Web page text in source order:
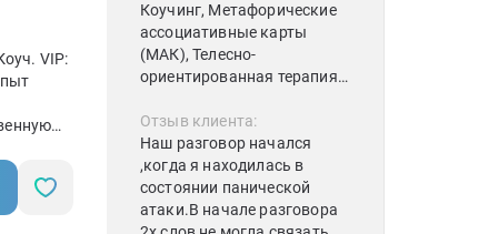
VIP:
Коучинг, Метафорические
ассоциативные карты
(МАК), Телесно-
ориентированная терапия,
Системная семейная
терапия,
Психоаналитическая
терапия,
Нейролингвистическое
Отзыв клиента:
Наш разговор начался
,когда я находилась в
состоянии панической
атаки.В начале разговора